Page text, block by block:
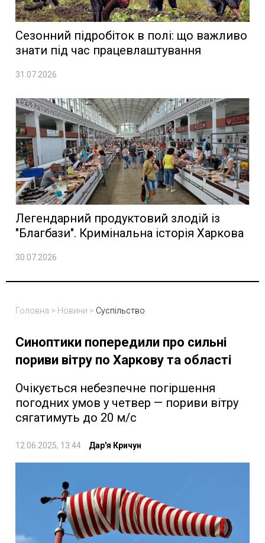
Сезонний підробіток в полі: що важливо
знати під час працевлаштування
31.07.2026
Легендарний продуктовий злодій із
"Благбази". Кримінальна історія Харкова
30.07.2026
Головна > Новини > Суспільство
Синоптики попередили про сильні
пориви вітру по Харкову та області
Очікується небезпечне погіршення
погодних умов у четвер — пориви вітру
сягатимуть до 20 м/с
12.06.2025, 13:44 Дар'я Кричун